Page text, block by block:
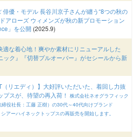
俳優・モデル 長谷川京子さんが纏う“8つの秋の
アローズ ウィメンズが秋の新プロモーション
」を公開 (2025.9)
適な着心地！爽やか素材にリニューアルした
ック』『切替プルオーバー』がセシールから新
（リエディ）】大好評いただいた、着回し力抜
スが、待望の再入荷！ 株式会社ネオグラフィック
締役社長：工藤 正樹）の30代～40代向けブランド
アーハイネックトップスの再販売を開始します。